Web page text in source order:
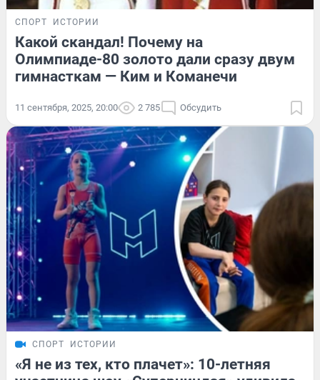
СПОРТ ИСТОРИИ
Какой скандал! Почему на
Олимпиаде-80 золото дали сразу двум
гимнасткам — Ким и Команечи
11 сентября, 2025, 20:00 2 785 Обсудить
СПОРТ ИСТОРИИ
«Я не из тех, кто плачет»: 10-летняя